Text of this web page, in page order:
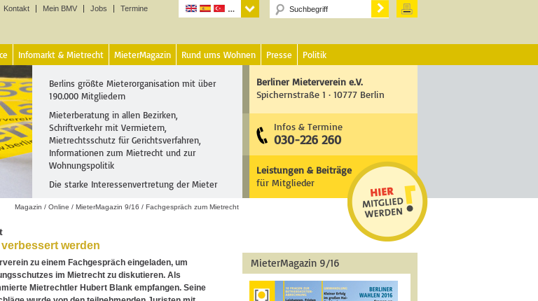
Kontakt Mein BMV Jobs Termine
Infomarkt & Mietrecht MieterMagazin Rund ums Wohnen Presse Politik
Berlins größte Mieterorganisation mit über
190.000 Mitgliedern
Mieterberatung in allen Bezirken,
Schriftverkehr mit Vermietern,
Mietrechtsschutz für Gerichtsverfahren,
Informationen zum Mietrecht und zur
Wohnungspolitik
Die starke Interessenvertretung der Mieter
Berliner Mieterverein e.V.
Spichernstraße 1 · 10777 Berlin
Infos & Termine
030-226 260
Leistungen & Beiträge
für Mitglieder
Magazin / Online / MieterMagazin 9/16 / Fachgespräch zum Mietrecht
werden
zu einem Fachgespräch eingeladen, um
im Mietrecht zu diskutieren. Als
Mietrechtler Hubert Blank empfangen. Seine
MieterMagazin 9/16